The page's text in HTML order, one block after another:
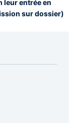
leur entrée en
sur dossier)